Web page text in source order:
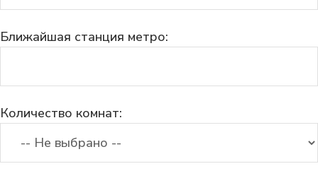
Ближайшая станция метро:
Количество комнат: